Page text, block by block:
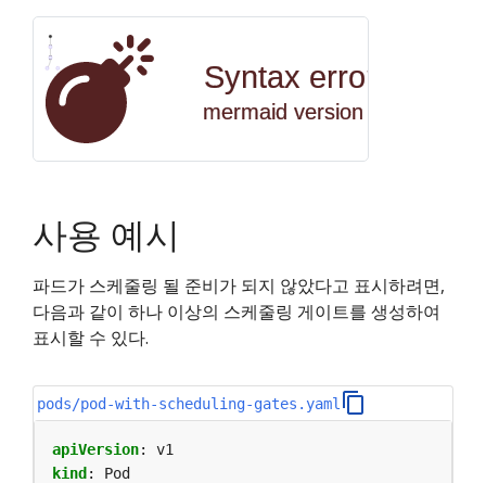
스케줄링 게이트 제거됨
아니오
네
파드 생성
파드 스케줄링 게이트됨
파드 스케줄링 준비됨
파드 실행
스케줄링 게이트가 비어 있는가? Syntax error in
mermaid version 9.2.2
사용 예시
파드가 스케줄링 될 준비가 되지 않았다고 표시하려면,
다음과 같이 하나 이상의 스케줄링 게이트를 생성하여
표시할 수 있다.
pods/pod-with-scheduling-gates.yaml
apiVersion:
v1
kind :
Pod